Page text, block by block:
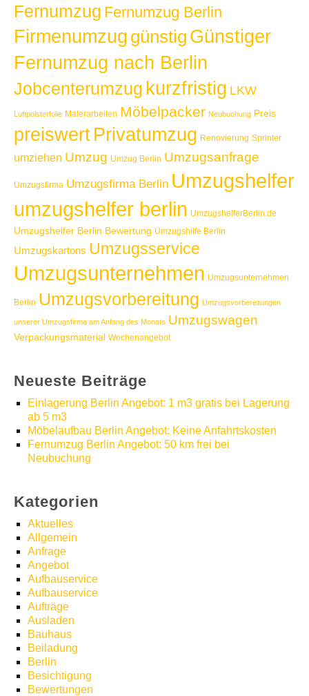
Fernumzug Fernumzug Berlin
Firmenumzug günstig Günstiger
Fernumzug nach Berlin
Jobcenterumzug kurzfristig LKW
Luftpolsterfolie Malerarbeiten Möbelpacker Neubuchung Preis
preiswert Privatumzug Renovierung Sprinter
umziehen Umzug Umzug Berlin Umzugsanfrage
Umzugsfirma Umzugsfirma Berlin Umzugshelfer
umzugshelfer berlin UmzugshelferBerlin.de
Umzugshelfer Berlin Bewertung Umzugshilfe Berlin
Umzugskartons Umzugsservice
Umzugsunternehmen Umzugsunternehmen
Berlin Umzugsvorbereitung Umzugsvorbereitungen
unserer Umzugsfirma am Anfang des Monats Umzugswagen
Verpackungsmaterial Wochenangebot
Neueste Beiträge
Einlagerung Berlin Angebot: 1 m3 gratis bei Lagerung
ab 5 m3
Möbelaufbau Berlin Angebot: Keine Anfahrtskosten
Fernumzug Berlin Angebot: 50 km frei bei
Neubuchung
Kategorien
Aktuelles
Allgemein
Anfrage
Angebot
Aufbauservice
Aufbauservice
Aufträge
Ausladen
Bauhaus
Beiladung
Berlin
Besichtigung
Bewertungen